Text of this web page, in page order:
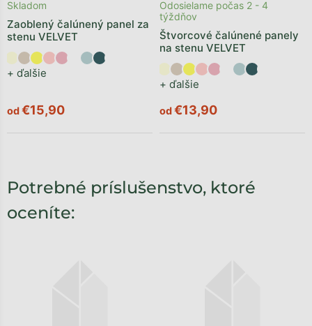
Zaoblený čalúnený panel za
stenu VELVET
+ ďalšie
Skladom
od€15,90
Štvorcové čalúnené panely
na stenu VELVET
+ ďalšie
Odosielame počas 2 - 4
týždňov
od€13,90
Potrebné príslušenstvo, ktoré
oceníte: